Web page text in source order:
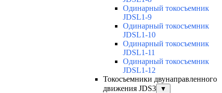
Одинарный токосъемник
JDSL1-9
Одинарный токосъемник
JDSL1-10
Одинарный токосъемник
JDSL1-11
Одинарный токосъемник
JDSL1-12
Токосъемники двунаправленного
движения JDS3
▼